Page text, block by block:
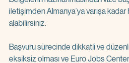
iletişimden Almanya’ya varışa
alabilirsiniz.
Başvuru sürecinde dikkatli ve
eksiksiz olması ve Euro Jobs